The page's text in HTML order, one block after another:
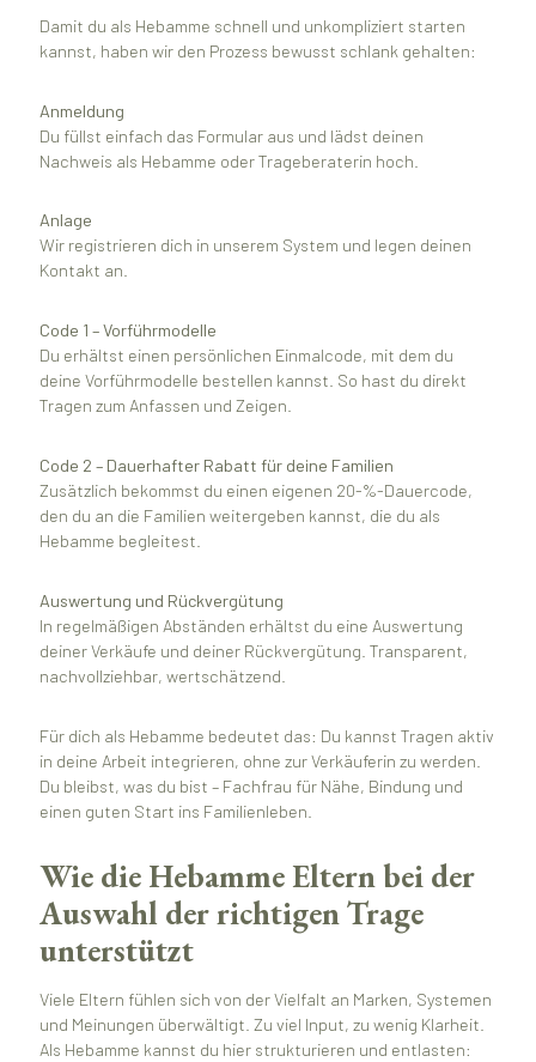
Damit du als Hebamme schnell und unkompliziert starten
kannst, haben wir den Prozess bewusst schlank gehalten:
Anmeldung
Du füllst einfach das Formular aus und lädst deinen
Nachweis als Hebamme oder Trageberaterin hoch.
Anlage
Wir registrieren dich in unserem System und legen deinen
Kontakt an.
Code 1 – Vorführmodelle
Du erhältst einen persönlichen Einmalcode, mit dem du
deine Vorführmodelle bestellen kannst. So hast du direkt
Tragen zum Anfassen und Zeigen.
Code 2 – Dauerhafter Rabatt für deine Familien
Zusätzlich bekommst du einen eigenen 20-%-Dauercode,
den du an die Familien weitergeben kannst, die du als
Hebamme begleitest.
Auswertung und Rückvergütung
In regelmäßigen Abständen erhältst du eine Auswertung
deiner Verkäufe und deiner Rückvergütung. Transparent,
nachvollziehbar, wertschätzend.
Für dich als Hebamme bedeutet das: Du kannst Tragen aktiv
in deine Arbeit integrieren, ohne zur Verkäuferin zu werden.
Du bleibst, was du bist – Fachfrau für Nähe, Bindung und
einen guten Start ins Familienleben.
Wie die Hebamme Eltern bei der
Auswahl der richtigen Trage
unterstützt
Viele Eltern fühlen sich von der Vielfalt an Marken, Systemen
und Meinungen überwältigt. Zu viel Input, zu wenig Klarheit.
Als Hebamme kannst du hier strukturieren und entlasten: